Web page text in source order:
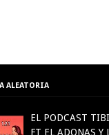
ALEATORIA
EL PODCAST
FT EL ADONAS Y